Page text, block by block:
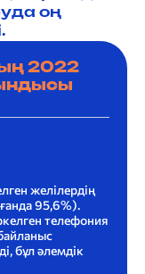
оң
2022
желілердің
95,6%).
телефония
бұл әлемдік